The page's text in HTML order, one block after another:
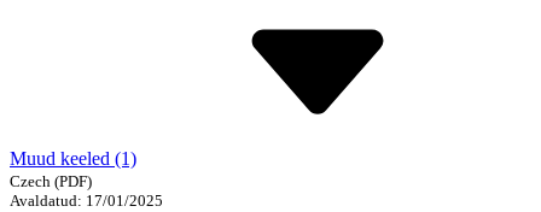
Muud keeled (1)
Czech (PDF)
Avaldatud: 17/01/2025